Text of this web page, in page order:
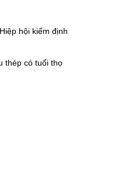
hội kiểm định
thép có tuổi thọ